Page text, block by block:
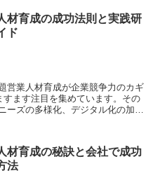
材育成の成功法則と実践研
ド
営業人材育成が企業競争力のカギ
ます注目を集めています。その
ーズの多様化、デジタル化の加速
材育成の秘訣と会社で成功
法